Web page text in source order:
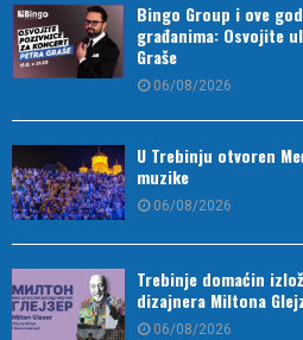
Bingo Group i ove
građanima: Osvojite
Graše
06/08/2026
U Trebinju otvoren
muzike
06/08/2026
Trebinje domaćin
dizajnera Miltona
06/08/2026